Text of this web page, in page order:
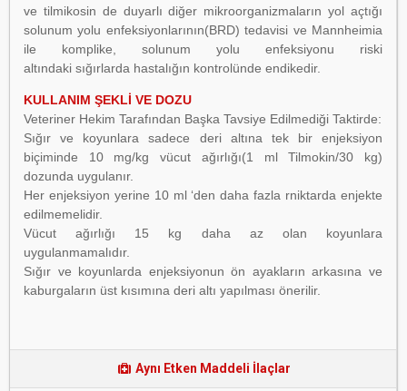
ve tilmikosin de duyarlı diğer mikroorganizmaların yol açtığı
solunum yolu enfeksiyonlarının(BRD) tedavisi ve Mannheimia
ile komplike, solunum yolu enfeksiyonu riski
altındaki sığırlarda hastalığın kontrolünde endikedir.
KULLANIM ŞEKLİ VE DOZU
Veteriner Hekim Tarafından Başka Tavsiye Edilmediği Taktirde:
Sığır ve koyunlara sadece deri altına tek bir enjeksiyon
biçiminde 10 mg/kg vücut ağırlığı(1 ml Tilmokin/30 kg)
dozunda uygulanır.
Her enjeksiyon yerine 10 ml ‘den daha fazla rniktarda enjekte
edilmemelidir.
Vücut ağırlığı 15 kg daha az olan koyunlara
uygulanmamalıdır.
Sığır ve koyunlarda enjeksiyonun ön ayakların arkasına ve
kaburgaların üst kısımına deri altı yapılması önerilir.
Aynı Etken Maddeli İlaçlar